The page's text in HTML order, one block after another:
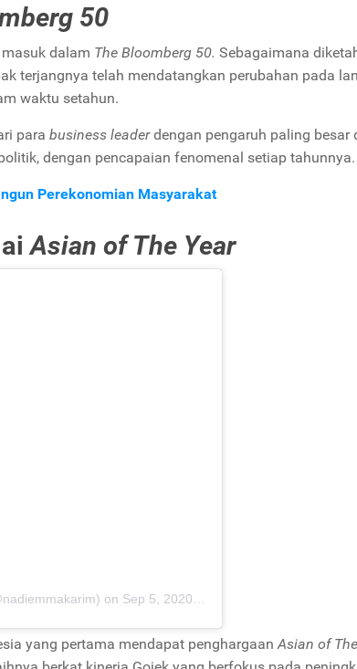
50
dalam The Bloomberg 50. Sebagaimana
terjangnya telah mendatangkan perubahan pada
waktu setahun.
para business leaderdengan pengaruh paling besar
dengan pencapaian fenomenal setiap tahunnya.
Perekonomian Masyarakat
Asian of The Year
on Sep 5, 2020 at 2:28am PDT
yang pertama mendapat penghargaanAsian of